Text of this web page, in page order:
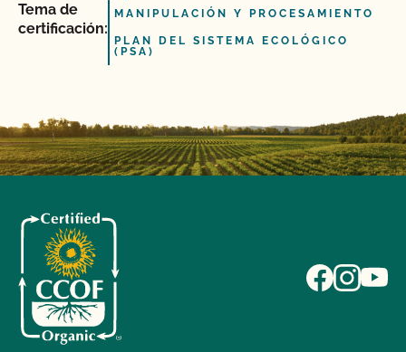
Tema de
certificación:
MANIPULACIÓN Y PROCESAMIENTO
PLAN DEL SISTEMA ECOLÓGICO
(PSA)